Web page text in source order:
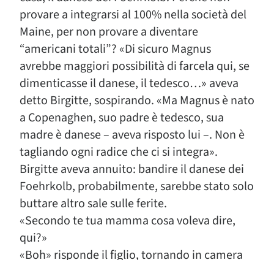
provare a integrarsi al 100% nella società del
Maine, per non provare a diventare
“americani totali”? «Di sicuro Magnus
avrebbe maggiori possibilità di farcela qui, se
dimenticasse il danese, il tedesco…» aveva
detto Birgitte, sospirando. «Ma Magnus è nato
a Copenaghen, suo padre è tedesco, sua
madre è danese – aveva risposto lui –. Non è
tagliando ogni radice che ci si integra».
Birgitte aveva annuito: bandire il danese dei
Foehrkolb, probabilmente, sarebbe stato solo
buttare altro sale sulle ferite.
«Secondo te tua mamma cosa voleva dire,
qui?»
«Boh» risponde il figlio, tornando in camera